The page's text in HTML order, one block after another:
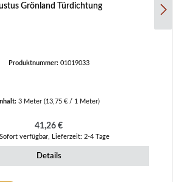
Grönland Türdichtung
Produktnummer: 01019033
Inhalt: 3 Meter (13,75 € / 1 Meter)
Regulärer Preis:
41,26 €
Sofort verfügbar, Lieferzeit: 2-4 Tage
Details